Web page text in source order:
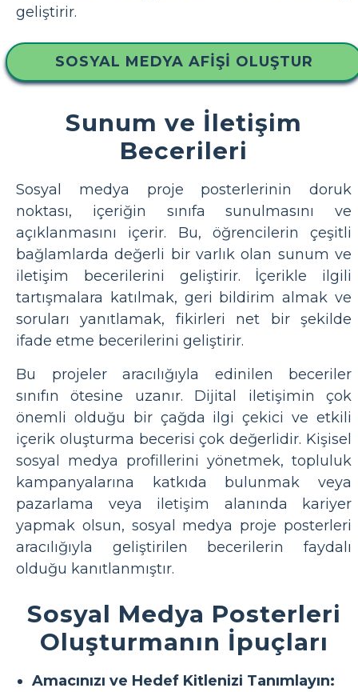
geliştirir.
SOSYAL MEDYA AFIŞI OLUŞTUR
Sunum ve İletişim
Becerileri
Sosyal medya proje posterlerinin doruk
noktası, içeriğin sınıfa sunulmasını ve
açıklanmasını içerir. Bu, öğrencilerin çeşitli
bağlamlarda değerli bir varlık olan sunum ve
iletişim becerilerini geliştirir. İçerikle ilgili
tartışmalara katılmak, geri bildirim almak ve
soruları yanıtlamak, fikirleri net bir şekilde
ifade etme becerilerini geliştirir.
Bu projeler aracılığıyla edinilen beceriler
sınıfın ötesine uzanır. Dijital iletişimin çok
önemli olduğu bir çağda ilgi çekici ve etkili
içerik oluşturma becerisi çok değerlidir. Kişisel
sosyal medya profillerini yönetmek, topluluk
kampanyalarına katkıda bulunmak veya
pazarlama veya iletişim alanında kariyer
yapmak olsun, sosyal medya proje posterleri
aracılığıyla geliştirilen becerilerin faydalı
olduğu kanıtlanmıştır.
Sosyal Medya Posterleri
Oluşturmanın İpuçları
Amacınızı ve Hedef Kitlenizi Tanımlayın: